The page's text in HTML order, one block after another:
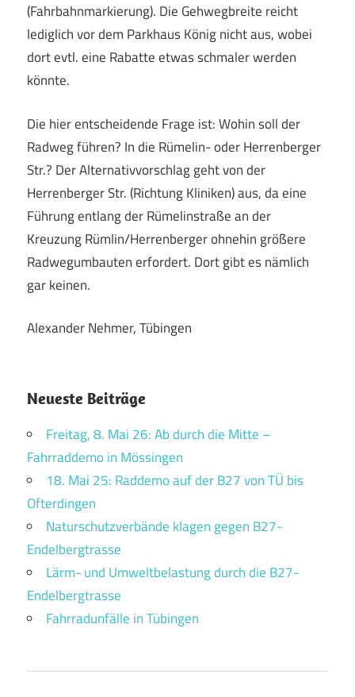
(Fahrbahnmarkierung). Die Gehwegbreite reicht
lediglich vor dem Parkhaus König nicht aus, wobei
dort evtl. eine Rabatte etwas schmaler werden
könnte.
Die hier entscheidende Frage ist: Wohin soll der
Radweg führen? In die Rümelin- oder Herrenberger
Str.? Der Alternativvorschlag geht von der
Herrenberger Str. (Richtung Kliniken) aus, da eine
Führung entlang der Rümelinstraße an der
Kreuzung Rümlin/Herrenberger ohnehin größere
Radwegumbauten erfordert. Dort gibt es nämlich
gar keinen.
Alexander Nehmer, Tübingen
Neueste Beiträge
Freitag, 8. Mai 26: Ab durch die Mitte –
Fahrraddemo in Mössingen
18. Mai 25: Raddemo auf der B27 von TÜ bis
Ofterdingen
Naturschutzverbände klagen gegen B27-
Endelbergtrasse
Lärm- und Umweltbelastung durch die B27-
Endelbergtrasse
Fahrradunfälle in Tübingen